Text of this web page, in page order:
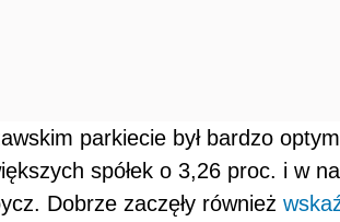
parkiecie był bardzo
spółek o 3,26 proc. i w
Dobrze zaczęły również